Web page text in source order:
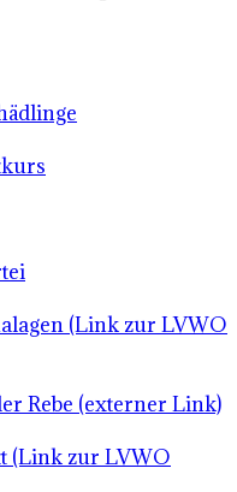
(Link zur LVWO
Rebe (externer Link)
(Link zur LVWO